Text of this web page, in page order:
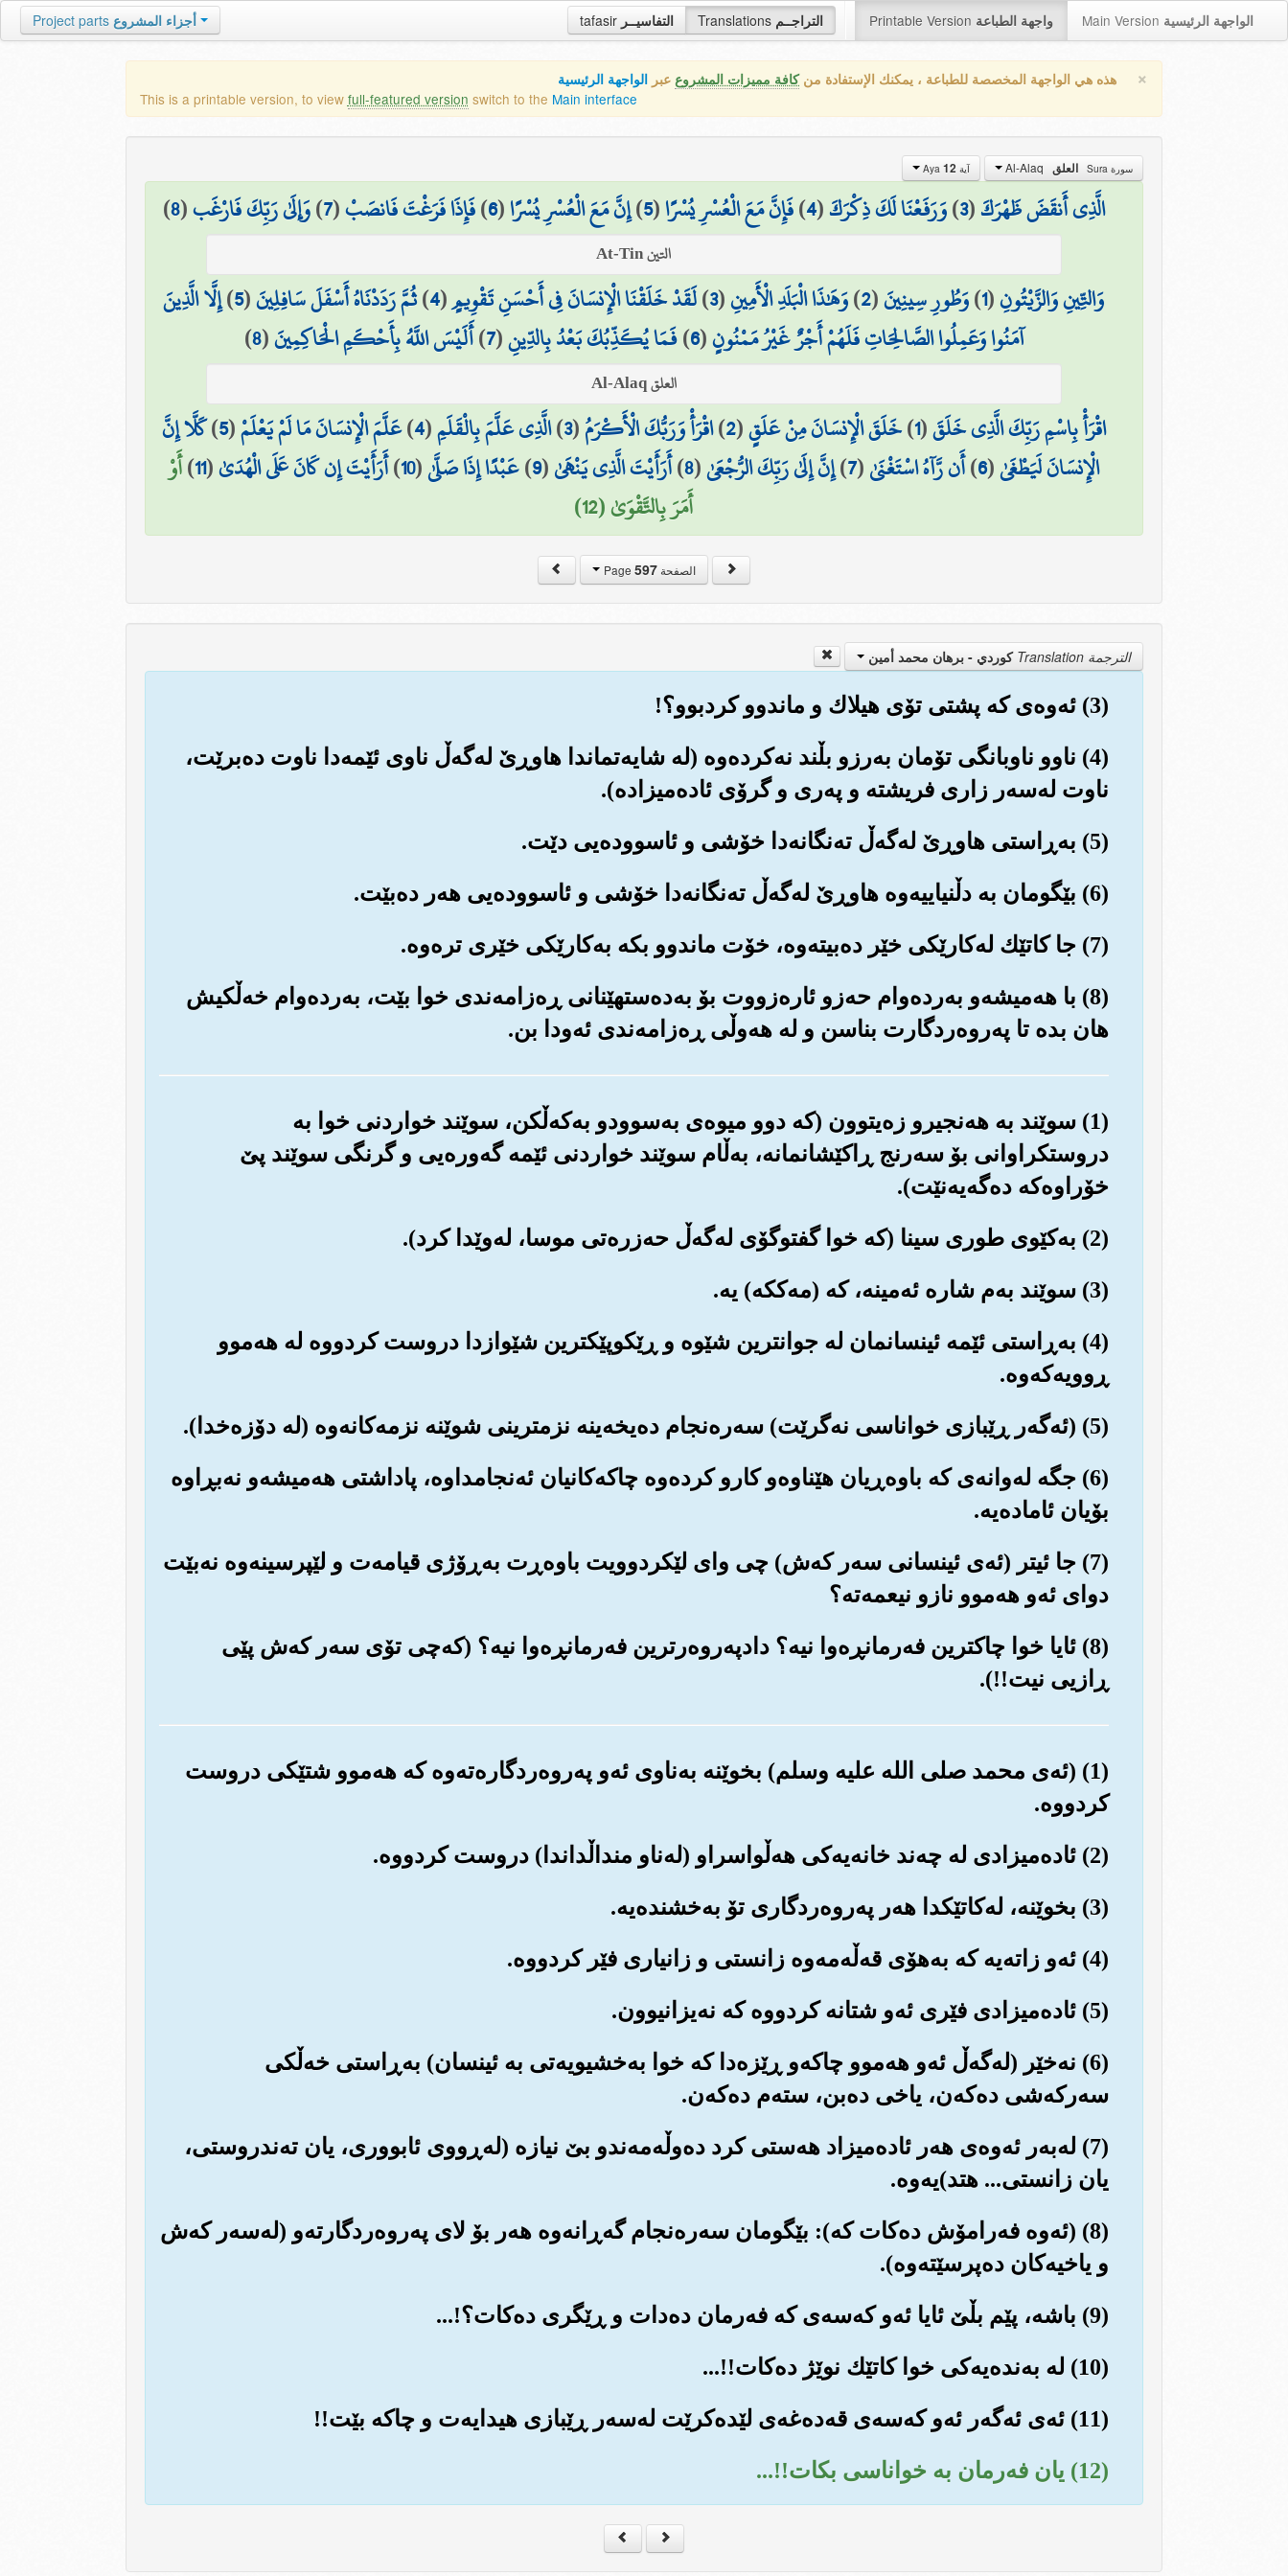
tafasir التفاسيــر Translations التراجــم Printable Version واجهة الطباعة Main Version الواجهة الرئيسية Project parts أجزاء المشروع
× هذه هي الواجهة المخصصة للطباعة ، يمكنك الإستفادة منكافة مميزات المشروع عبر الواجهة الرئيسية
This is a printable version, to view full-featured version switch to the Main interface
سورة Sura العلق آية Aya 12
الَّذِي أَنقَضَ ظَهْرَكَ(
3
)وَرَفَعْنَا لَكَ ذِكْرَكَ(
4
)فَإِنَّ مَعَ الْعُسْرِ يُسْرًا(
5
)إِنَّ مَعَ الْعُسْرِ يُسْرًا(
6
)فَإِذَا فَرَغْتَ فَانصَبْ(
7
)وَإِلَىٰ رَبِّكَ فَارْغَب(
8
)
التين At-Tin
وَالتِّينِ وَالزَّيْتُونِ(
1
)وَطُورِ سِينِينَ(
2
)وَهَٰذَا الْبَلَدِ الْأَمِينِ(
3
)لَقَدْ خَلَقْنَا الْإِنسَانَ فِي أَحْسَنِ تَقْوِيمٍ(
4
)ثُمَّ رَدَدْنَاهُ أَسْفَلَ سَافِلِينَ(
5
)إِلَّا الَّذِينَ
آمَنُوا وَعَمِلُوا الصَّالِحَاتِ فَلَهُمْ أَجْرٌ غَيْرُ مَمْنُونٍ(
6
)فَمَا يُكَذِّبُكَ بَعْدُ بِالدِّينِ(
7
)أَلَيْسَ اللَّهُ بِأَحْكَمِ الْحَاكِمِينَ(
8
)
العلق Al-Alaq
اقْرَأْ بِاسْمِ رَبِّكَ الَّذِي خَلَقَ(
1
)خَلَقَ الْإِنسَانَ مِنْ عَلَقٍ(
2
)اقْرَأْ وَرَبُّكَ الْأَكْرَمُ(
3
)الَّذِي عَلَّمَ بِالْقَلَمِ(
4
)عَلَّمَ الْإِنسَانَ مَا لَمْ يَعْلَمْ(
5
)كَلَّا إِنَّ
الْإِنسَانَ لَيَطْغَىٰ(
6
)أَن رَّآهُ اسْتَغْنَىٰ(
7
)إِنَّ إِلَىٰ رَبِّكَ الرُّجْعَىٰ(
8
)أَرَأَيْتَ الَّذِي يَنْهَىٰ(
9
)عَبْدًا إِذَا صَلَّىٰ(
10
)أَرَأَيْتَ إِن كَانَ عَلَى الْهُدَىٰ(
11
)أَوْ
أَمَرَ بِالتَّقْوَىٰ (12)
الصفحة Page597
الترجمة Translation كوردي - برهان محمد أمين
(3) ئه‌وه‌ی که پشتی تۆی هیلاك و ماندوو کردبوو؟!
(4) ناوو ناوبانگی تۆمان به‌رزو بڵند نه‌کرده‌وه (له شایه‌تماندا هاوڕێ له‌گه‌ڵ ناوی ئێمه‌دا ناوت ده‌برێت،
ناوت له‌سه‌ر زاری فریشته و په‌ری و گرۆی ئاده‌میزاده‌).
(5) به‌ڕاستی هاوڕێ له‌گه‌ڵ ته‌نگانه‌دا خۆشی و ئاسووده‌یی دێت.
(6) بێگومان به دڵنیاییه‌وه هاوڕێ له‌گه‌ڵ ته‌نگانه‌دا خۆشی و ئاسووده‌یی هه‌ر ده‌بێت.
(7) جا کاتێك له‌کارێکی خێر ده‌بیته‌وه‌، خۆت ماندوو بکه به‌کارێکی خێری تره‌وه‌.
(8) با هه‌میشه‌و به‌رده‌وام حه‌زو ئاره‌زووت بۆ به‌ده‌ستهێنانی ڕه‌زامه‌ندی خوا بێت، به‌رده‌وام خه‌ڵکیش
هان بده تا په‌روه‌ردگارت بناسن و له هه‌وڵی ڕه‌زامه‌ندی ئه‌ودا بن.
(1) سوێند به هه‌نجیرو زه‌یتوون (که دوو میوه‌ی به‌سوودو به‌که‌ڵکن، سوێند خواردنی خوا به
دروستکراوانی بۆ سه‌رنج ڕاکێشانمانه‌، به‌ڵام سوێند خواردنی ئێمه گه‌وره‌یی و گرنگی سوێند پێ
خۆراوه‌که ده‌گه‌یه‌نێت).
(2) به‌کێوی طوری سینا (که خوا گفتوگۆی له‌گه‌ڵ حه‌زره‌تی موسا، له‌وێدا کرد).
(3) سوێند به‌م شاره ئه‌مینه‌، که (مه‌ککه‌) یه‌.
(4) به‌ڕاستی ئێمه ئینسانمان له جوانترین شێوه و ڕێکوپێکترین شێوازدا دروست کردووه له هه‌موو
ڕوویه‌که‌وه‌.
(5) (ئه‌گه‌ر ڕێبازی خواناسی نه‌گرێت) سه‌ره‌نجام ده‌یخه‌ینه نزمترینی شوێنه نزمه‌کانه‌وه (له دۆزه‌خدا).
(6) جگه له‌وانه‌ی که باوه‌ڕیان هێناوه‌و کارو کرده‌وه چاکه‌کانیان ئه‌نجامداوه‌، پاداشتی هه‌میشه‌و نه‌بڕاوه
بۆیان ئاماده‌یه‌.
(7) جا ئیتر (ئه‌ی ئینسانی سه‌ر که‌ش) چی وای لێکردوویت باوه‌ڕت به‌ڕۆژی قیامه‌ت و لێپرسینه‌وه نه‌بێت
دوای ئه‌و هه‌موو نازو نیعمه‌ته‌؟
(8) ئایا خوا چاکترین فه‌رمانڕه‌وا نیه‌؟ دادپه‌روه‌رترین فه‌رمانڕه‌وا نیه‌؟ (که‌چی تۆی سه‌ر که‌ش پێی
ڕازیی نیت!!).
(1) (ئه‌ی محمد صلی الله علیه وسلم) بخوێنه به‌ناوی ئه‌و په‌روه‌ردگاره‌ته‌وه که هه‌موو شتێکی دروست
کردووه‌.
(2) ئاده‌میزادی له چه‌ند خانه‌یه‌کی هه‌ڵواسراو (له‌ناو منداڵداندا) دروست کردووه‌.
(3) بخوێنه‌، له‌کاتێکدا هه‌ر په‌روه‌ردگاری تۆ به‌خشنده‌یه‌.
(4) ئه‌و زاته‌یه که به‌هۆی قه‌ڵه‌مه‌وه زانستی و زانیاری فێر کردووه‌.
(5) ئاده‌میزادی فێری ئه‌و شتانه کردووه که نه‌یزانیوون.
(6) نه‌خێر (له‌گه‌ڵ ئه‌و هه‌موو چاکه‌و ڕێزه‌دا که خوا به‌خشیویه‌تی به ئینسان) به‌ڕاستی خه‌ڵکی
سه‌رکه‌شی ده‌که‌ن، یاخی ده‌بن، سته‌م ده‌که‌ن.
(7) له‌به‌ر ئه‌وه‌ی هه‌ر ئاده‌میزاد هه‌ستی کرد ده‌وڵه‌مه‌ندو بێ نیازه (له‌ڕووی ئابووری، یان ته‌ندروستی،
یان زانستی... هتد)یه‌وه‌.
(8) (ئه‌وه فه‌رامۆش ده‌کات که‌): بێگومان سه‌ره‌نجام گه‌ڕانه‌وه هه‌ر بۆ لای په‌روه‌ردگارته‌و (له‌سه‌ر که‌ش
و یاخیه‌کان ده‌پرسێته‌وه‌).
(9) باشه‌، پێم بڵێ ئایا ئه‌و که‌سه‌ی که فه‌رمان ده‌دات و ڕێگری ده‌کات؟!...
(10) له به‌نده‌یه‌کی خوا کاتێك نوێژ ده‌کات!!...
(11) ئه‌ی ئه‌گه‌ر ئه‌و که‌سه‌ی قه‌ده‌غه‌ی لێده‌کرێت له‌سه‌ر ڕێبازی هیدایه‌ت و چاکه بێت!!
(12) یان فه‌رمان به خواناسی بکات!!...